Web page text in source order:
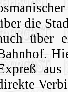
die
über